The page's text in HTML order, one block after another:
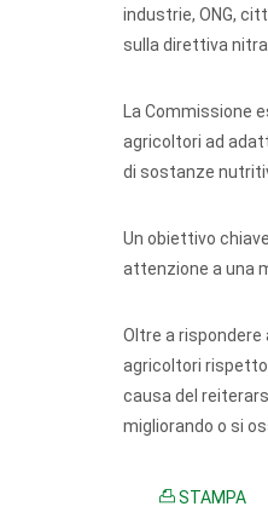
industrie, ONG,
sulla direttiva
La Commissione
agricoltori ad
di sostanze
Un obiettivo
attenzione a una
Oltre a rispondere
agricoltori rispetto
causa del
migliorando o si
STAMPA